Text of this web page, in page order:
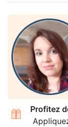
Profitez